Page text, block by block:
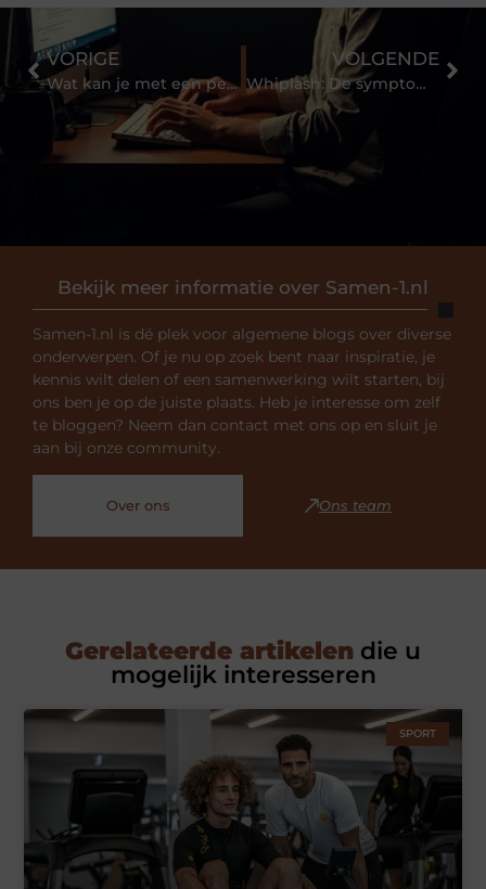
Bekijk meer informatie over Samen-1.nl
Samen-1.nl is dé plek voor algemene blogs over diverse
onderwerpen. Of je nu op zoek bent naar inspiratie, je
kennis wilt delen of een samenwerking wilt starten, bij
ons ben je op de juiste plaats. Heb je interesse om zelf
te bloggen? Neem dan contact met ons op en sluit je
aan bij onze community.
Over ons Ons team
VORIGE
Wat kan je met een petticoat?
VOLGENDE
Whiplash: De symptomen, diagnose en behandelingen van deze blessure
Gerelateerde artikelen die u
mogelijk interesseren
SPORT